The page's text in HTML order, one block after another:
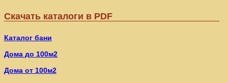
Скачать каталоги в PDF
Каталог бани
Дома до 100м2
Дома от 100м2